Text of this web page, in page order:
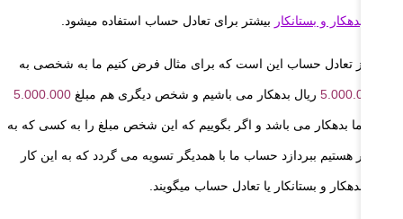
بدهکار و بستانکاربیشتر برای تعادل حساب استفاده میشود.
از تعادل حساب این است که برای مثال فرض کنیم ما به شخصی به
5.000.000ریال بدهکار می باشیم و شخص دیگری هم مبلغ5.000.000
به ما بدهکار می باشد و اگر بگوییم که این شخص مبلغ را به کسی که به
بدهکار هستیم ببردازد حساب ما با همدیگر تسویه می گردد که به این کار
بدهکار و بستانکار یا تعادل حساب میگویند.